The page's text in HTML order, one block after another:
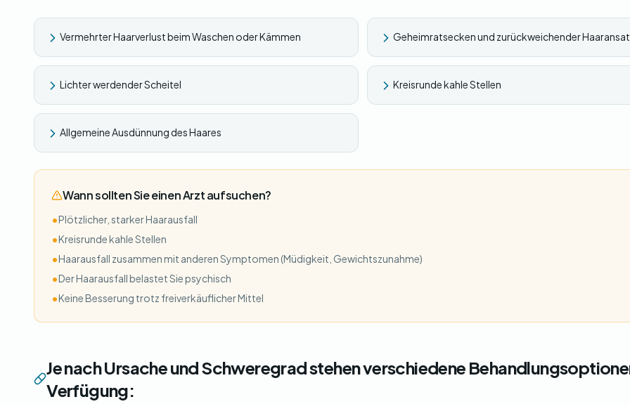
Vermehrter Haarverlust beim Waschen oder Kämmen Geheimratsecken und zurückweichender
Lichter werdender Scheitel Kreisrunde kahle Stellen
Allgemeine Ausdünnung des Haares
Wann sollten Sie einen Arzt aufsuchen?
•Plötzlicher, starker Haarausfall
•Kreisrunde kahle Stellen
•Haarausfall zusammen mit anderen Symptomen (Müdigkeit, Gewichtszunahme)
•Der Haarausfall belastet Sie psychisch
•Keine Besserung trotz freiverkäuflicher Mittel
Je nach Ursache und Schweregrad stehen verschiedene
Verfügung: